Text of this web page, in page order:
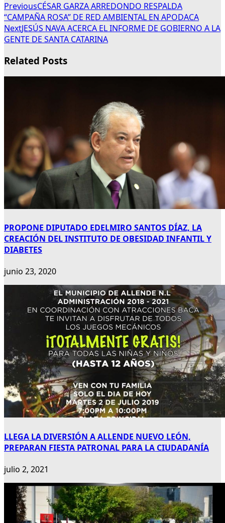
PreviousCÉSAR GARZA ARREDONDO RESPALDA
“CAMPAÑA ROSA” DE RED AMBIENTAL EN APODACA
NextJESÚS NAVA ACERCA EL INFORME DE GOBIERNO A LA
GENTE DE SANTA CATARINA
Related Posts
PROPONE DIPUTADO EDELMIRO SANTOS DÍAZ, LA
CREACIÓN DEL INSTITUTO DE OBESIDAD INFANTIL Y
DIABETES
junio 23, 2020
LLEGA LA DIVERSIÓN A ALLENDE NUEVO LEÓN,
PREPARAN FIESTA PATRONAL PARA LA CIUDADANÍA
julio 2, 2021